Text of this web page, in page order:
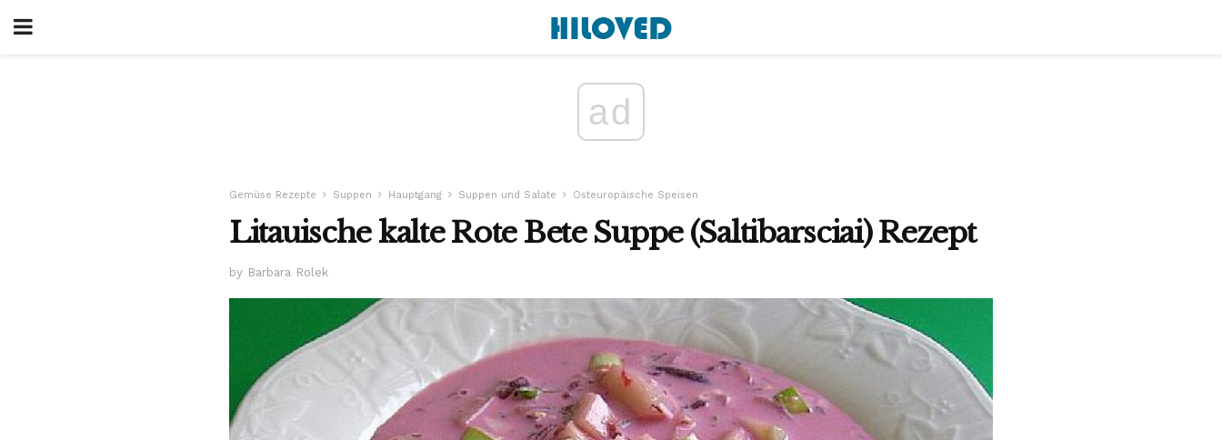
ad
Gemüse Rezepte Suppen Hauptgang Suppen und Salate Osteuropäische Speisen
Litauische kalte Rote Bete Suppe (Saltibarsciai) Rezept
by Barbara Rolek